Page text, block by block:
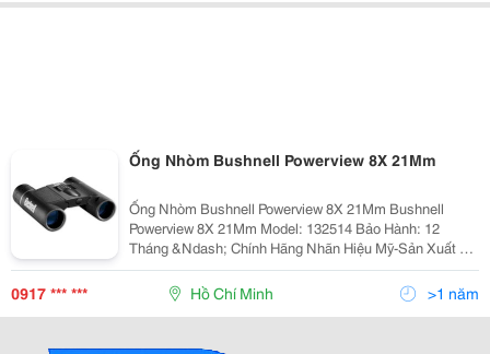
Ống Nhòm Bushnell Powerview 8X 21Mm
Ống Nhòm Bushnell Powerview 8X 21Mm Bushnell
Powerview 8X 21Mm Model: 132514 Bảo Hành: 12
Tháng &Ndash; Chính Hãng Nhãn Hiệu Mỹ-Sản Xuất Tại
Trung Quốc Specs For Powerview 8X 21Mm 132514
Magnificatio
0917 *** *** Hồ Chí Minh >1 năm